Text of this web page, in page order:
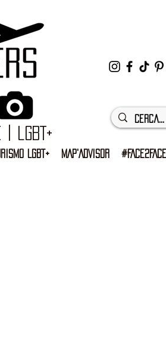
LGBT+
LGBT+ MAP'ADVISOR #FACE2FACE